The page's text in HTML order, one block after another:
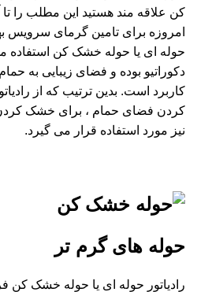
کن علاقه مند هستید این مطلب را تا
امروزه برای تامین گرمای سرویس
حوله ای یا حوله خشک کن استفاده
دکوراتیو بوده و فضای زیبایی به
کاربرد است. بدین ترتیب که از
کردن فضای حمام ، برای خشک کردن
نیز مورد استفاده قرار می گیرد.
حوله های گرم تر
رادیاتور حوله ای یا حوله خشک کن